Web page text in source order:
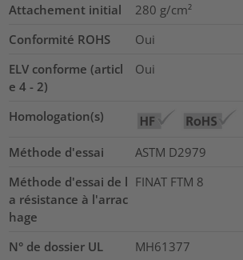
Attachement initial
280 g/cm²
Conformité ROHS
Oui
ELV conforme (articl
e 4 - 2)
Oui
Homologation(s)
Méthode d'essai
ASTM D2979
Méthode d'essai de l
a résistance à l'arrac
hage
FINAT FTM 8
N° de dossier UL
MH61377